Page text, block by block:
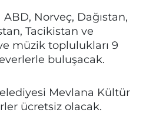
Norveç, Dağıstan,
Tacikistan ve
müzik toplulukları 9
buluşacak.
Mevlana Kültür
ücretsiz olacak.